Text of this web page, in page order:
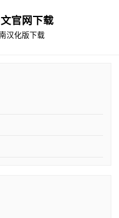
官网下载
汉化版下载